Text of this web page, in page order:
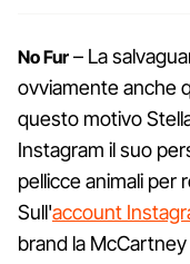
No Fur – La
ovviamente anche
questo motivo
Instagram il suo
pellicce animali per
Sull'account
brand la